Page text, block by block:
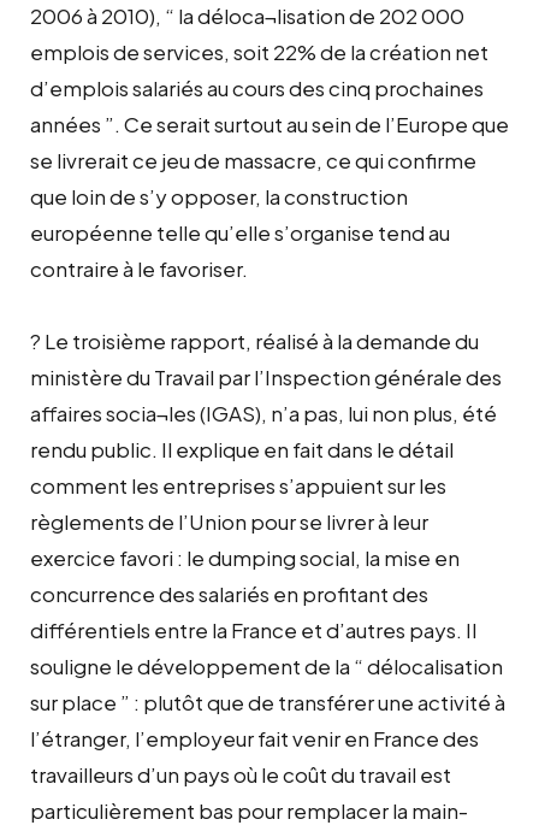
2006 à 2010), “ la déloca¬lisation de 202 000
emplois de services, soit 22% de la création net
d’emplois salariés au cours des cinq prochaines
années ”. Ce serait surtout au sein de l’Europe que
se livrerait ce jeu de massacre, ce qui confirme
que loin de s’y opposer, la construction
européenne telle qu’elle s’organise tend au
contraire à le favoriser.
? Le troisième rapport, réalisé à la demande du
ministère du Travail par l’Inspection générale des
affaires socia¬les (IGAS), n’a pas, lui non plus, été
rendu public. Il explique en fait dans le détail
comment les entreprises s’appuient sur les
règlements de l’Union pour se livrer à leur
exercice favori : le dumping social, la mise en
concurrence des salariés en profitant des
différentiels entre la France et d’autres pays. Il
souligne le développement de la “ délocalisation
sur place ” : plutôt que de transférer une activité à
l’étranger, l’employeur fait venir en France des
travailleurs d’un pays où le coût du travail est
particulièrement bas pour remplacer la main-